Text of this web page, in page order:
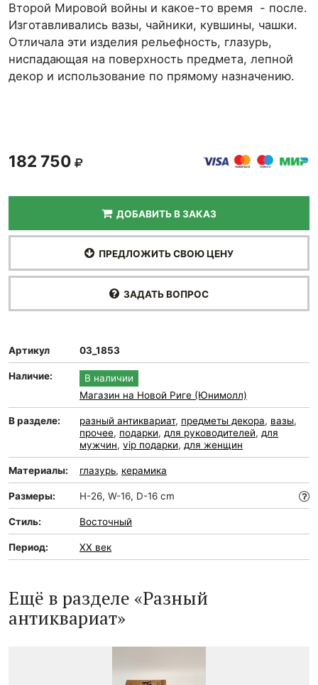
Второй Мировой войны и какое-то время - после.
Изготавливались вазы, чайники, кувшины, чашки.
Отличала эти изделия рельефность, глазурь,
ниспадающая на поверхность предмета, лепной
декор и использование по прямому назначению.
182 750
ДОБАВИТЬ В ЗАКАЗ
ПРЕДЛОЖИТЬ СВОЮ ЦЕНУ
ЗАДАТЬ ВОПРОС
Артикул 03_1853
Наличие:
В наличии
Магазин на Новой Риге (Юнимолл)
В разделе: разный антиквариат, предметы декора, вазы,
прочее, подарки, для руководителей, для
мужчин, vip подарки, для женщин
Материалы: глазурь, керамика
Размеры: H-26, W-16, D-16 cm
Стиль: Восточный
Период: XX век
Ещё в разделе «Разный
антиквариат»